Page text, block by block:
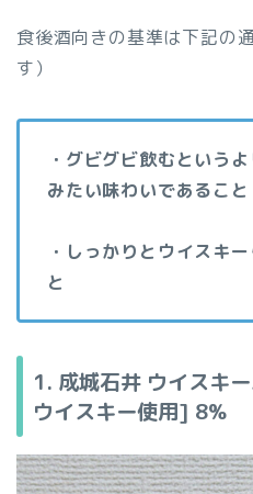
食後酒向きの基準は下記の
す）
・グビグビ飲むという
みたい味わいであること
・しっかりとウイスキ
と
1. 成城石井 ウイスキ
ウイスキー使用] 8%